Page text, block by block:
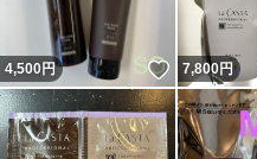
4,500円 いいね！
7,800円